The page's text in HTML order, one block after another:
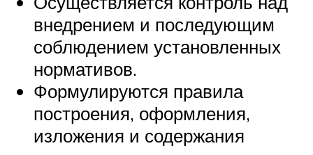
внедрением и последующим
соблюдением установленных
нормативов.
Формулируются правила
построения, оформления,
изложения и содержания